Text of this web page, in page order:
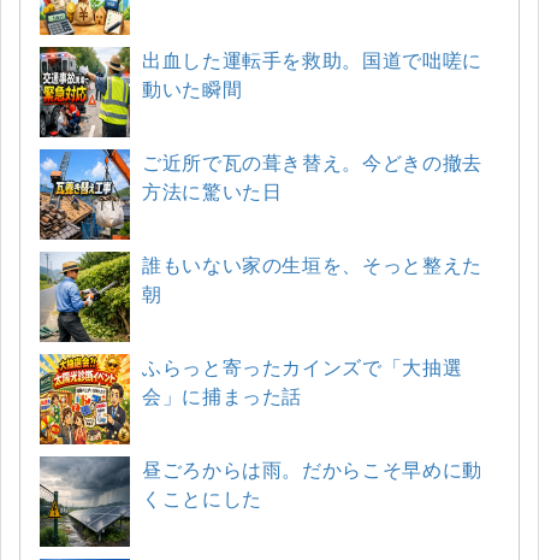
出血した運転手を救助。国道で咄嗟に
動いた瞬間
ご近所で瓦の葺き替え。今どきの撤去
方法に驚いた日
誰もいない家の生垣を、そっと整えた
朝
ふらっと寄ったカインズで「大抽選
会」に捕まった話
昼ごろからは雨。だからこそ早めに動
くことにした